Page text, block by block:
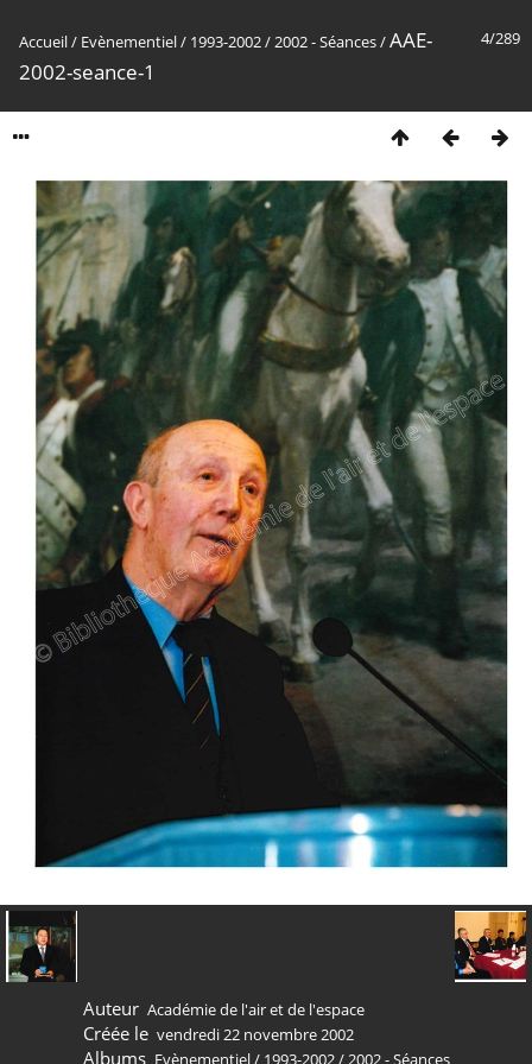
4/289
Accueil/ Evènementiel/ 1993-2002/2002 - Séances/AAE-
2002-seance-1
Auteur Académie de l'air et de l'espace
Créée le vendredi 22 novembre 2002
Albums Evènementiel/ 1993-2002/ 2002 - Séances